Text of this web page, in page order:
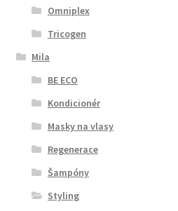
Omniplex
Tricogen
Mila
BE ECO
Kondicionér
Masky na vlasy
Regenerace
Šampóny
Styling